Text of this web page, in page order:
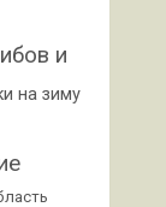
и
на зиму